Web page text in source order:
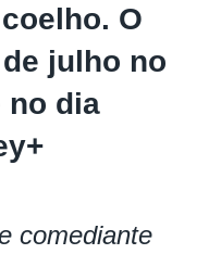
O
julho no
no dia
comediante